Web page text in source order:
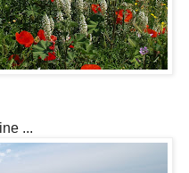
...